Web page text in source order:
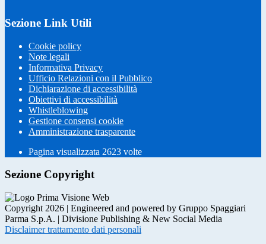
Sezione Link Utili
Cookie policy
Note legali
Informativa Privacy
Ufficio Relazioni con il Pubblico
Dichiarazione di accessibilità
Obiettivi di accessibilità
Whistleblowing
Gestione consensi cookie
Amministrazione trasparente
Pagina visualizzata 2623 volte
Sezione Copyright
Copyright 2026 | Engineered and powered by Gruppo Spaggiari
Parma S.p.A. | Divisione Publishing & New Social Media
Disclaimer trattamento dati personali